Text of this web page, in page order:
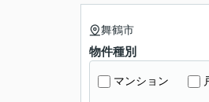
舞鶴市
物件種別
マンション